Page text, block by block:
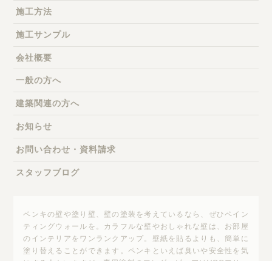
施工方法
施工サンプル
会社概要
一般の方へ
建築関連の方へ
お知らせ
お問い合わせ・資料請求
スタッフブログ
ペンキの壁や塗り壁、壁の塗装を考えているなら、ぜひペイン
ティングウォールを。カラフルな壁やおしゃれな壁は、お部屋
のインテリアをワンランクアップ。壁紙を貼るよりも、簡単に
塗り替えることができます。ペンキといえば臭いや安全性を気